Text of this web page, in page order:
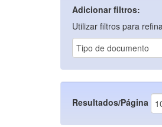
Adicionar filtros:
Utilizar filtros para
Resultados/Página